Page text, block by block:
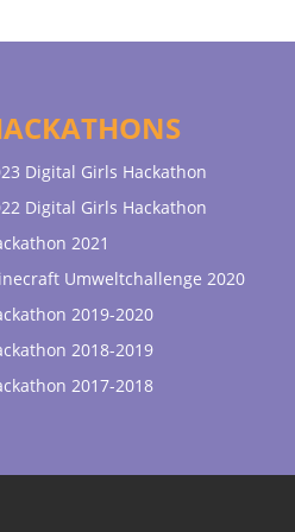
Digital Girls Hackathon
Digital Girls Hackathon
2021
Umweltchallenge 2020
2019-2020
2018-2019
2017-2018